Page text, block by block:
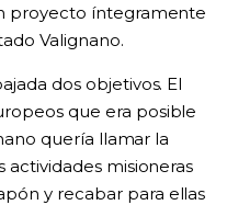
proyecto íntegramente
Valignano.
dos objetivos. El
que era posible
quería llamar la
misioneras
y recabar para ellas